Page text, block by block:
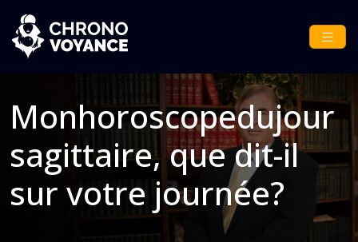
Monhoroscopedujour
sagittaire, que dit-il
sur votre journée?